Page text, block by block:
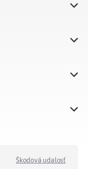
Škodová udalosť